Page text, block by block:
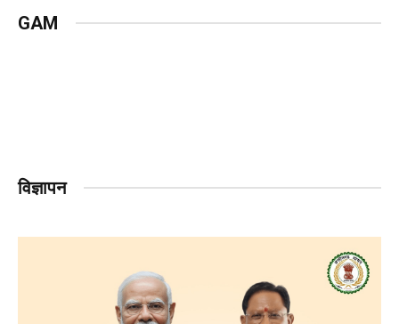
GAM
विज्ञापन